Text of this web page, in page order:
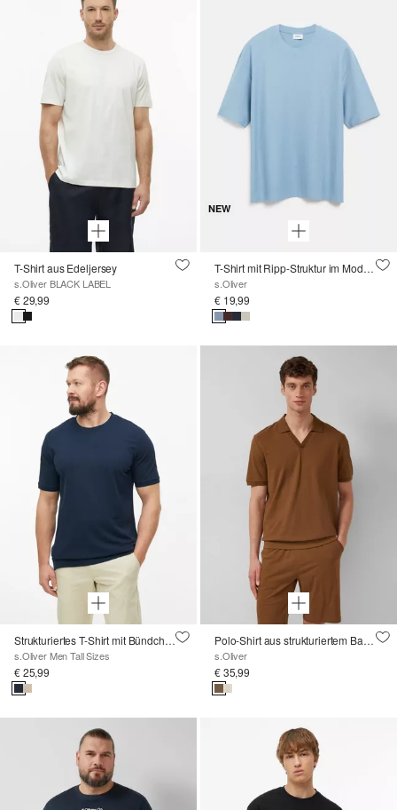
T-Shirt aus Edeljersey
s.Oliver BLACK LABEL
€ 29,99
NEW
T-Shirt mit Ripp-Struktur im Modern Fit
s.Oliver
€ 19,99
Strukturiertes T-Shirt mit Bündchen
s.Oliver Men Tall Sizes
€ 25,99
Polo-Shirt aus strukturiertem Baumwolljersey
s.Oliver
€ 35,99